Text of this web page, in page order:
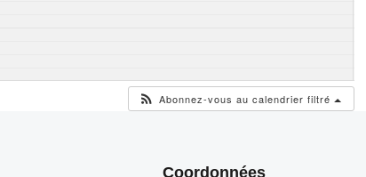
Abonnez-vous au calendrier filtré
Coordonnées